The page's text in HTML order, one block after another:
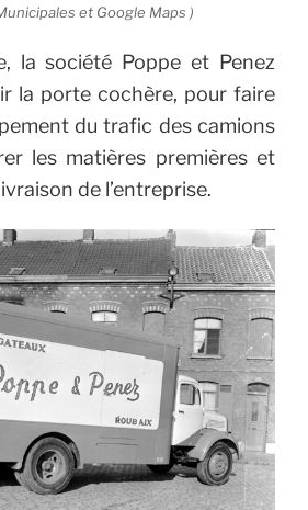
et Google Maps )
la société Poppe et Penez
la porte cochère, pour faire
du trafic des camions
les matières premières et
de l’entreprise.